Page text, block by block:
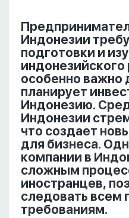
Индонезии
подготовки и
индонезийского
особенно важно
планирует
Индонезию.
Индонезии
что создает
для бизнеса.
компании в
сложным
иностранцев,
следовать всем
требованиям.